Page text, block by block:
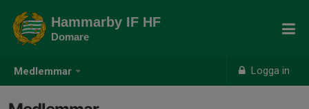
Medlemmar Logga in
Hammarby IF HF
Domare